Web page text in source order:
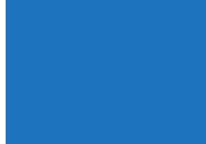
ซีพีแรม ผนึกกำลังทุกภาคส่วน สานต่อ 13 ปี
ดีน่ารีเฟรชแบรนด์ครั้งใหญ่ ดึง BamBam ถ่